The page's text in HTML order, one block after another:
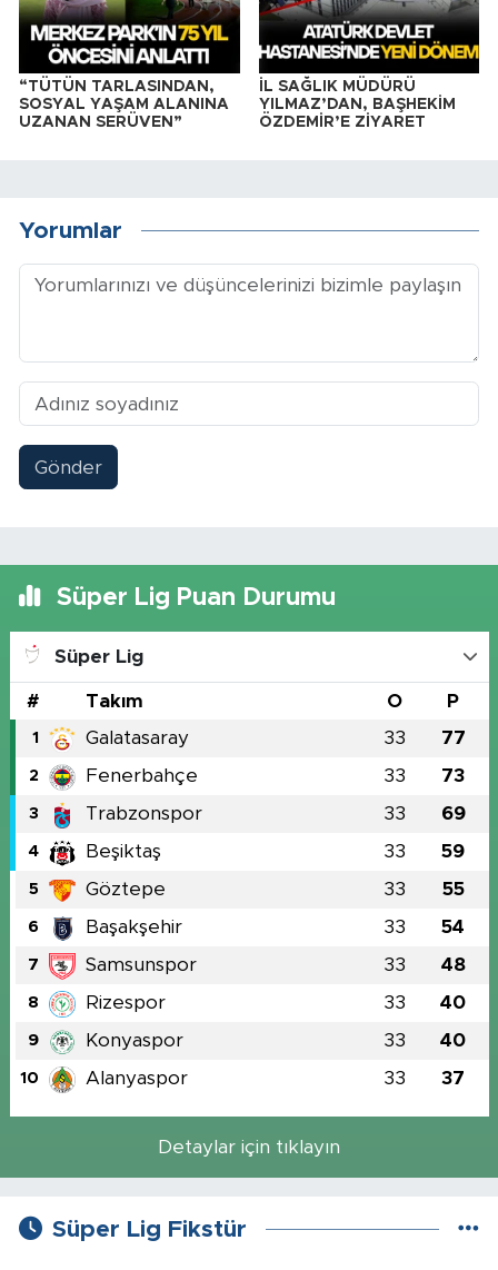
“TÜTÜN TARLASINDAN,
SOSYAL YAŞAM ALANINA
UZANAN SERÜVEN”
İL SAĞLIK MÜDÜRÜ
YILMAZ’DAN, BAŞHEKİM
ÖZDEMİR’E ZİYARET
Yorumlar
Gönder
Süper Lig Puan Durumu
Süper Lig
# Takım O P
1 Galatasaray 33 77
2 Fenerbahçe 33 73
3 Trabzonspor 33 69
4 Beşiktaş 33 59
5 Göztepe 33 55
6 Başakşehir 33 54
7 Samsunspor 33 48
8 Rizespor 33 40
9 Konyaspor 33 40
10 Alanyaspor 33 37
Detaylar için tıklayın
Süper Lig Fikstür